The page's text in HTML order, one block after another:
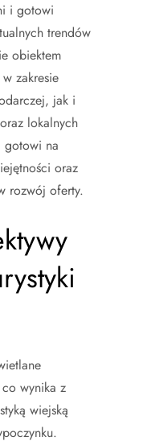
i gotowi
trendów
obiektem
zakresie
jak i
lokalnych
gotowi na
oraz
rozwój oferty.
wynika z
wiejską